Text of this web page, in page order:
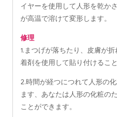
イヤーを使用して人形を乾か
が高温で溶けて変形します。
修理
1.まつげが落ちたり、皮膚が
着剤を使用して貼り付けるこ
2.時間が経つにつれて人形の
ます、あなたは人形の化粧の
ことができます。